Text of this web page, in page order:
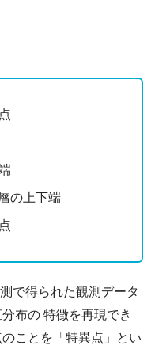
の上下端
で得られた観測データ
布の 特徴を再現でき
ことを「特異点」とい